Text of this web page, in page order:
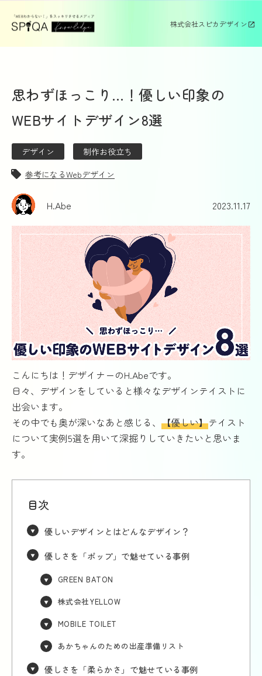
株式会社スピカデザイン
思わずほっこり…！優しい印象の
WEBサイトデザイン8選
デザイン
制作お役立ち
参考になるWebデザイン
H.Abe 2023.11.17
こんにちは！デザイナーのH.Abeです。
日々、デザインをしていると様々なデザインテイストに
出会います。
その中でも奥が深いなあと感じる、 【優しい】テイスト
について実例5選を用いて深掘りしていきたいと思いま
す。
目次
優しいデザインとはどんなデザイン？
優しさを「ポップ」で魅せている事例
GREEN BATON
株式会社YELLOW
MOBILE TOILET
あかちゃんのための出産準備リスト
優しさを「柔らかさ」で魅せている事例